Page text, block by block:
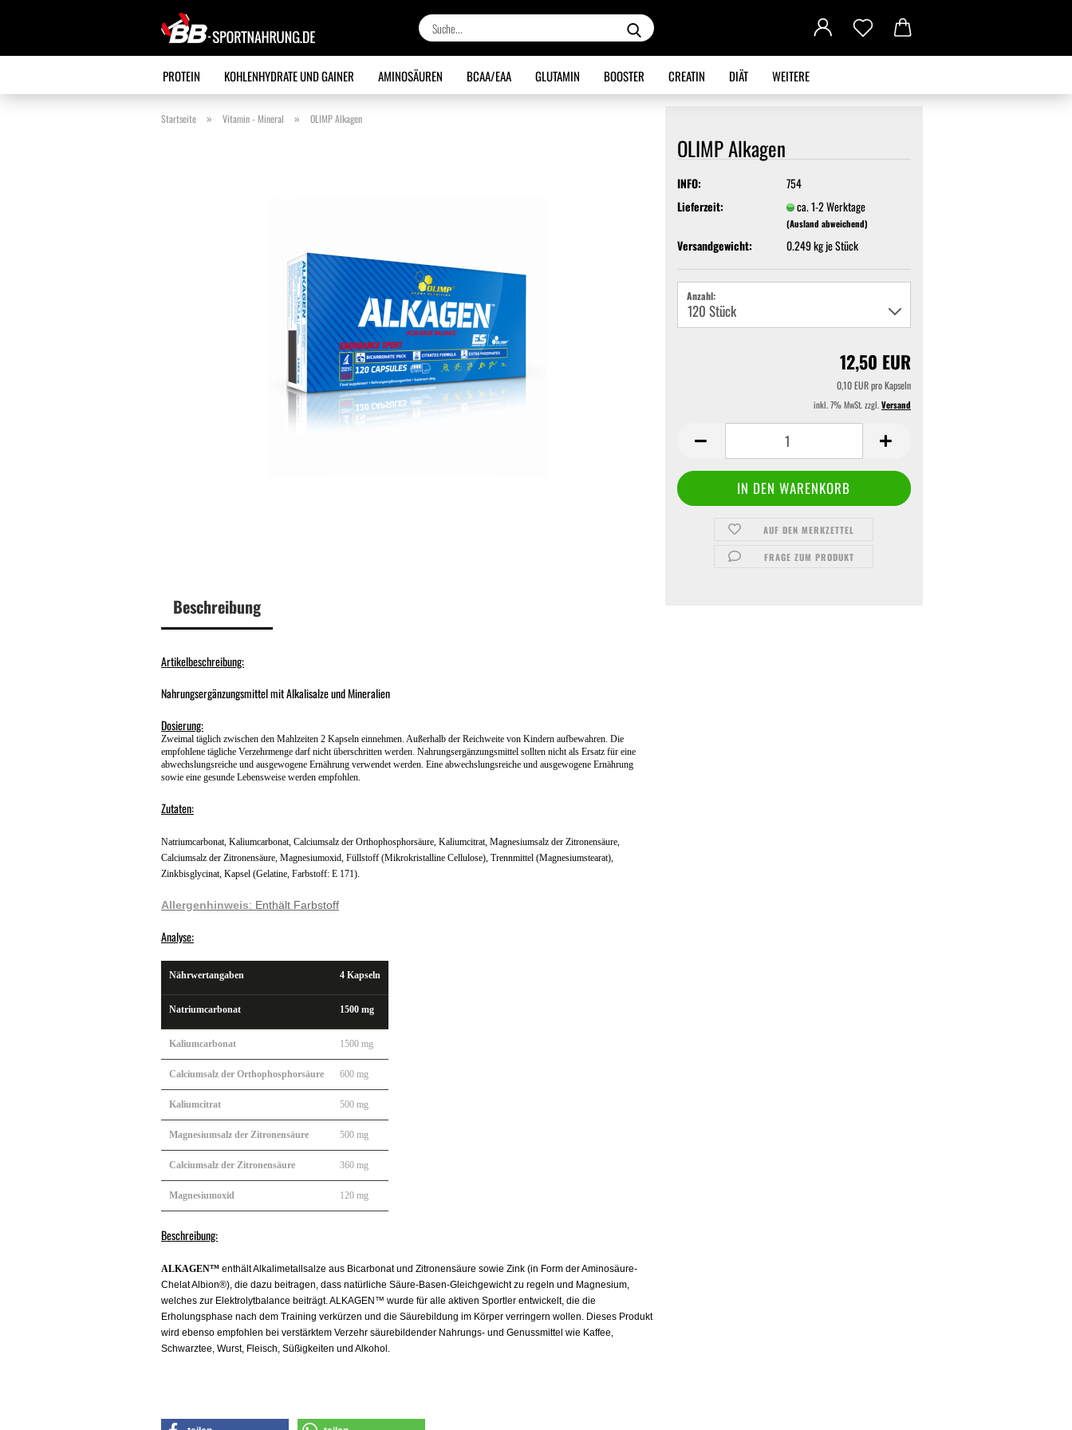
Suche...
PROTEIN KOHLENHYDRATE UND GAINER AMINOSÄUREN BCAA/EAA GLUTAMIN BOOSTER CREATIN DIÄT WEITERE
Startseite » Vitamin - Mineral » OLIMP Alkagen
OLIMP Alkagen
INFO:
754
Lieferzeit:
ca. 1-2 Werktage
(Ausland abweichend)
Versandgewicht: 0.249kg je Stück
Anzahl:
12,50 EUR
0,10 EUR pro Kapseln
inkl. 7% MwSt. zzgl.Versand
AUF DEN MERKZETTEL
FRAGE ZUM PRODUKT
Beschreibung
Artikelbeschreibung:
Nahrungsergänzungsmittel mit Alkalisalze und Mineralien
Dosierung:
Zweimal täglich zwischen den Mahlzeiten 2 Kapseln einnehmen. Außerhalb der Reichweite von Kindern aufbewahren. Die
empfohlene tägliche Verzehrmenge darf nicht überschritten werden. Nahrungsergänzungsmittel sollten nicht als Ersatz für eine
abwechslungsreiche und ausgewogene Ernährung verwendet werden. Eine abwechslungsreiche und ausgewogene Ernährung
sowie eine gesunde Lebensweise werden empfohlen.
Zutaten:
Natriumcarbonat, Kaliumcarbonat, Calciumsalz der Orthophosphorsäure, Kaliumcitrat, Magnesiumsalz der Zitronensäure,
Calciumsalz der Zitronensäure, Magnesiumoxid, Füllstoff (Mikrokristalline Cellulose), Trennmittel (Magnesiumstearat),
Zinkbisglycinat, Kapsel (Gelatine, Farbstoff: E 171).
Allergenhinweis: Enthält Farbstoff
Analyse:
Nährwertangaben 4 Kapseln
Natriumcarbonat 1500 mg
Kaliumcarbonat 1500 mg
Calciumsalz der Orthophosphorsäure 600 mg
Kaliumcitrat 500 mg
Magnesiumsalz der Zitronensäure 500 mg
Calciumsalz der Zitronensäure 360 mg
Magnesiumoxid 120 mg
Beschreibung:
ALKAGEN™ enthält Alkalimetallsalze aus Bicarbonat und Zitronensäure sowie Zink (in Form der Aminosäure-
Chelat Albion®), die dazu beitragen, dass natürliche Säure-Basen-Gleichgewicht zu regeln und Magnesium,
welches zur Elektrolytbalance beiträgt. ALKAGEN™ wurde für alle aktiven Sportler entwickelt, die die
Erholungsphase nach dem Training verkürzen und die Säurebildung im Körper verringern wollen. Dieses Produkt
wird ebenso empfohlen bei verstärktem Verzehr säurebildender Nahrungs- und Genussmittel wie Kaffee,
Schwarztee, Wurst, Fleisch, Süßigkeiten und Alkohol.